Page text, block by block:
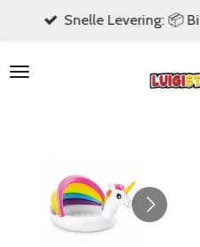
naar
Snelle Levering: 📦